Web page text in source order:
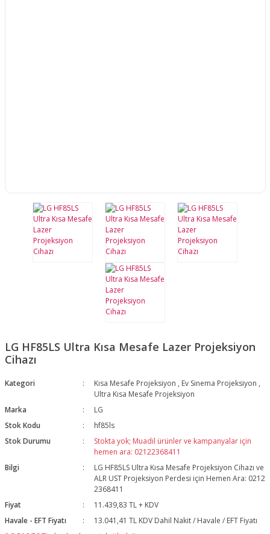
LG HF85LS Ultra Kısa Mesafe Lazer Projeksiyon
Cihazı
Kategori Kısa Mesafe Projeksiyon , Ev Sinema Projeksiyon ,
Ultra Kısa Mesafe Projeksiyon
Marka
LG
Stok Kodu
hf85ls
Stok Durumu
Stokta yok; Muadil ürünler ve kampanyalar için
hemen ara: 02122368411
Bilgi
LG HF85LS Ultra Kısa Mesafe Projeksiyon Cihazı ve
ALR UST Projeksiyon Perdesi için Hemen Ara: 0212
2368411
Fiyat
11.439,83 TL + KDV
Havale - EFT Fiyatı
13.041,41 TL KDV Dahil Nakit / Havale / EFT Fiyatı